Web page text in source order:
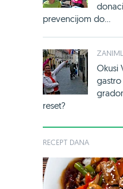
prevencijom do...
Okusi
reset?
RECEPT DANA